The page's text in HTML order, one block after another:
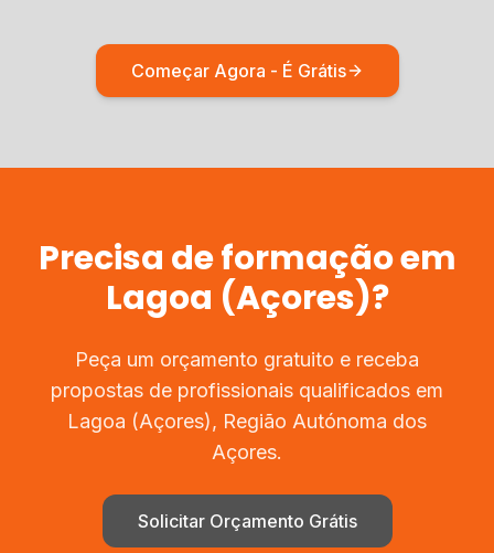
Começar Agora - É Grátis
Precisa deformaçãoem
Lagoa (Açores)?
Peça um orçamento gratuito e receba
propostas de profissionais qualificados em
Lagoa (Açores), Região Autónoma dos
Açores.
Solicitar Orçamento Grátis